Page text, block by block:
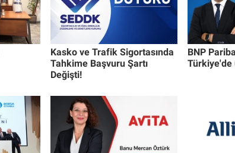
Kasko ve Trafik Sigortasında
Tahkime Başvuru Şartı
Değişti!
BNP
Türkiye'de